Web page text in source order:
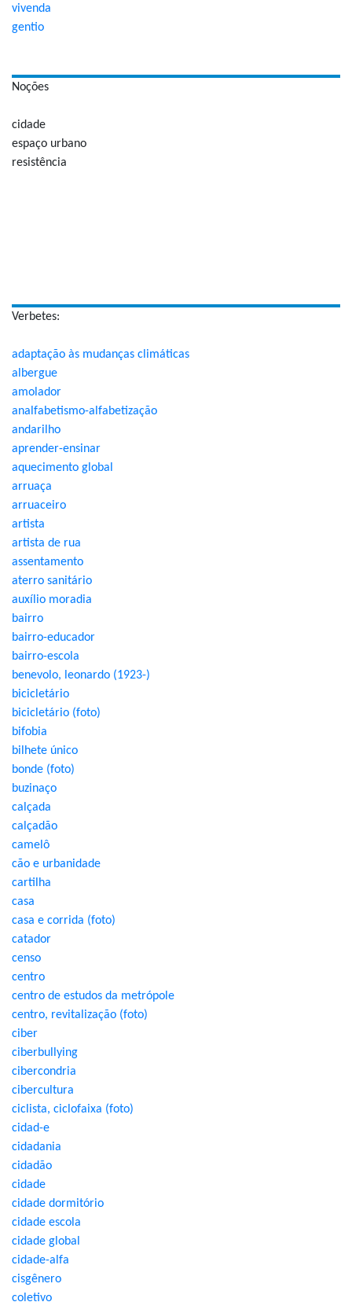
vivenda
gentio
Noções
cidade
espaço urbano
resistência
Verbetes:
adaptação às mudanças climáticas
albergue
amolador
analfabetismo-alfabetização
andarilho
aprender-ensinar
aquecimento global
arruaça
arruaceiro
artista
artista de rua
assentamento
aterro sanitário
auxílio moradia
bairro
bairro-educador
bairro-escola
benevolo, leonardo (1923-)
bicicletário
bicicletário (foto)
bifobia
bilhete único
bonde (foto)
buzinaço
calçada
calçadão
camelô
cão e urbanidade
cartilha
casa
casa e corrida (foto)
catador
censo
centro
centro de estudos da metrópole
centro, revitalização (foto)
ciber
ciberbullying
cibercondria
cibercultura
ciclista, ciclofaixa (foto)
cidad-e
cidadania
cidadão
cidade
cidade dormitório
cidade escola
cidade global
cidade-alfa
cisgênero
coletivo